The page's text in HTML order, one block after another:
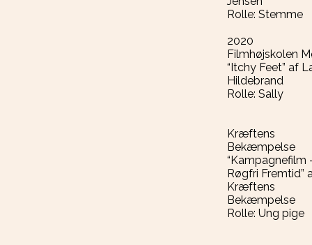
Rolle: Stemme
2020
Filmhøjskolen
“Itchy Feet” af
Hildebrand
Rolle: Sally
Kræftens
Bekæmpelse
“Kampagnefilm
Røgfri Fremtid”
Kræftens
Bekæmpelse
Rolle: Ung pige